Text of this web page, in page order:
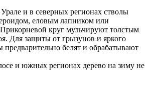
и в северных регионах стволы
еловым лапником или
круг мульчируют толстым
Для защиты от грызунов и яркого
предварительно белят и обрабатывают
и южных регионах дерево на зиму не